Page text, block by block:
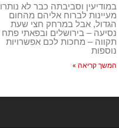
במודיעין וסביבתה כבר לא נותרו
מעיינות לברוח אליהם מהחום
הגדול, אבל במרחק חצי שעת
נסיעה – בירושלים ובפאתי פתח
תקווה – מחכות לכם אפשרויות
נוספות
המשך קריאה »